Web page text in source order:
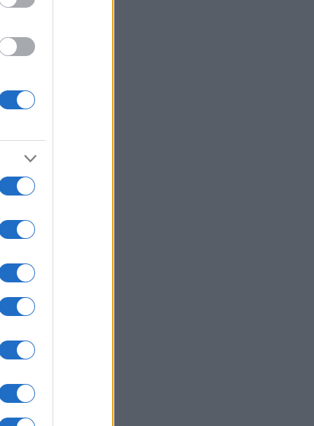
σφαίρες και ανεξήγητα
Στο 3,4% υποχώρησε ο
στην Κρήτη: Τουρίστας
Χάκερ που συνδέονται με
πίσω από το fake βίντεο
την παραίτηση Μερτς
από Patriot η ουκρανική